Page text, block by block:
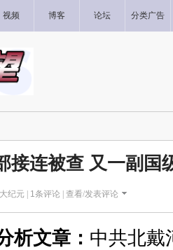
视频 博客 论坛 分类广告
接连被查 又一副国
纪元 | 1条评论 | 查看/发表评论
析文章： 中共北戴